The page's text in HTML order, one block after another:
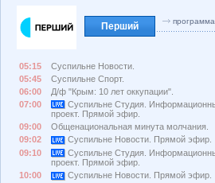
Перший
05:15
Суспильне Новости.
05:45
Суспильне Спорт.
06:00
Д/ф "Крым: 10 лет оккупации".
07:00
Суспильне Студия.
проект. Прямой эфир.
09:00
Общенациональная минута молчания.
09:02
Суспильне Новости. Прямой эфир.
09:10
Суспильне Студия.
проект. Прямой эфир.
10:00
Суспильне Новости. Прямой эфир.